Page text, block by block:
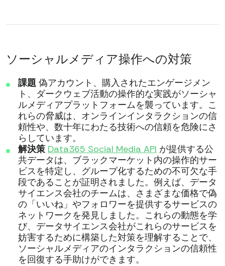
ソーシャルメディア操作への対策
課題 偽アカウント、購入されたエンゲージメン
ト、ダークウェブ活動の操作的な実践がソーシャ
ルメディアプラットフォームを襲っています。こ
れらの脅威は、オンラインインタラクションの信
頼性や、数十年にわたる技術への信頼を危険にさ
らしています。
解決策 Data365 Social Media API が提供する公
共データは、ブラックマーケット内の操作的サー
ビスを特定し、グループ化するための不可欠な手
段であることが証明されました。例えば、データ
サイエンス会社のチームは、さまざまな価格で偽
の「いいね」やフォロワーを提供するサービスの
ネットワークを発見しました。これらの動態を学
び、データサイエンス会社がこれらのサービスを
妨害するために構築した対策を理解することで、
ソーシャルメディアのインタラクションの信頼性
を回復する手助けができます。